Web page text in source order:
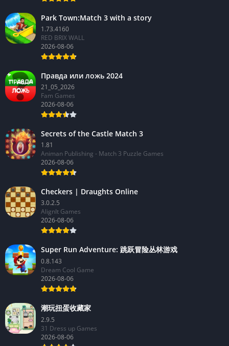
Park Town:Match 3 with a story
1.73.4160
RED BRIX WALL
2026-08-06
Правда или ложь 2024
21_05_2026
Fam Games
2026-08-06
Secrets of the Castle Match 3
1.81
Animan Publishing - Match 3 Puzzle Games
2026-08-06
Checkers | Draughts Online
3.0.2.5
AlignIt Games
2026-08-06
Super Run Adventure: 跳跃冒险丛林游戏
0.8.143
Dream Cool Game
2026-08-06
潮玩扭蛋收藏家
2.9.5
31 Dress up Games
2026-08-06